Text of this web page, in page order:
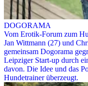
DOGORAMA
Vom Erotik-Forum zum
Jan Wittmann (27) und
gemeinsam Dogorama
Leipziger Start-up durch
davon. Die Idee und das
Hundetrainer überzeugt.